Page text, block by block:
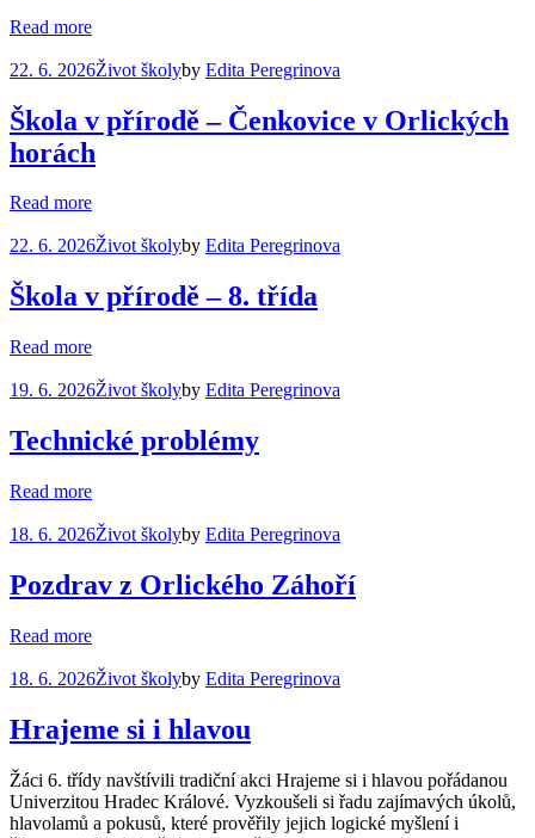
Read more
22. 6. 2026Život školyby Edita Peregrinova
Škola v přírodě – Čenkovice v Orlických
horách
Read more
22. 6. 2026Život školyby Edita Peregrinova
Škola v přírodě – 8. třída
Read more
19. 6. 2026Život školyby Edita Peregrinova
Technické problémy
Read more
18. 6. 2026Život školyby Edita Peregrinova
Pozdrav z Orlického Záhoří
Read more
18. 6. 2026Život školyby Edita Peregrinova
Hrajeme si i hlavou
Žáci 6. třídy navštívili tradiční akci Hrajeme si i hlavou pořádanou
Univerzitou Hradec Králové. Vyzkoušeli si řadu zajímavých úkolů,
hlavolamů a pokusů, které prověřily jejich logické myšlení i